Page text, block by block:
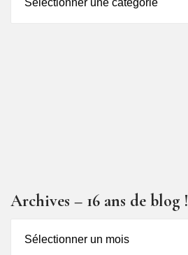
des
Archives – 16 ans de blog !